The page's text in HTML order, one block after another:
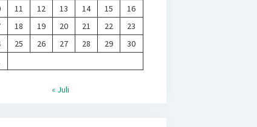
11 12 13 14 15
16
18 19 20 21 22
23
25 26 27 28 29
30
« Juli